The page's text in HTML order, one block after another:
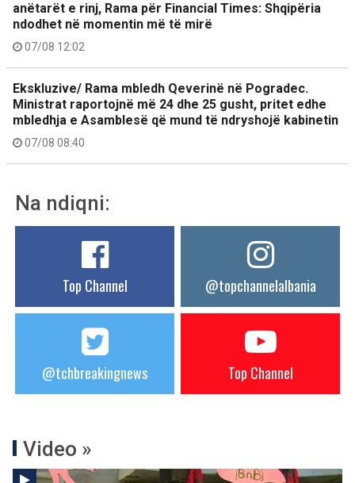
anëtarët e rinj, Rama për Financial Times: Shqipëria
ndodhet në momentin më të mirë
07/08 12:02
Ekskluzive/ Rama mbledh Qeverinë në Pogradec.
Ministrat raportojnë më 24 dhe 25 gusht, pritet edhe
mbledhja e Asamblesë që mund të ndryshojë kabinetin
07/08 08:40
Na ndiqni:
Top Channel @topchannelalbania
@tchbreakingnews Top Channel
Video »